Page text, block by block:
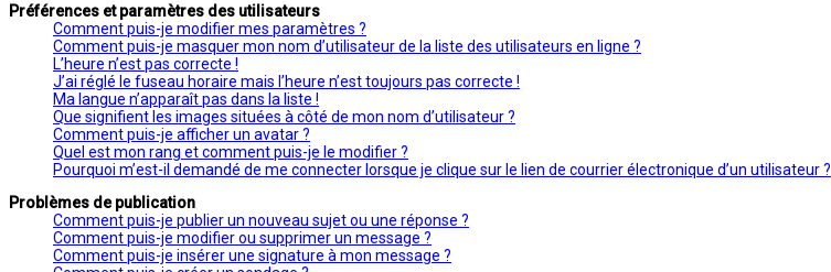
Préférences et paramètres des utilisateurs
Comment puis-je modifier mes paramètres ?
Comment puis-je masquer mon nom d’utilisateur de la liste des utilisateurs en ligne ?
L’heure n’est pas correcte !
J’ai réglé le fuseau horaire mais l’heure n’est toujours pas correcte !
Ma langue n’apparaît pas dans la liste !
Que signifient les images situées à côté de mon nom d’utilisateur ?
Comment puis-je afficher un avatar ?
Quel est mon rang et comment puis-je le modifier ?
Pourquoi m’est-il demandé de me connecter lorsque je clique sur le lien de courrier électronique d’un utilisateur ?
Problèmes de publication
Comment puis-je publier un nouveau sujet ou une réponse ?
Comment puis-je modifier ou supprimer un message ?
Comment puis-je insérer une signature à mon message ?